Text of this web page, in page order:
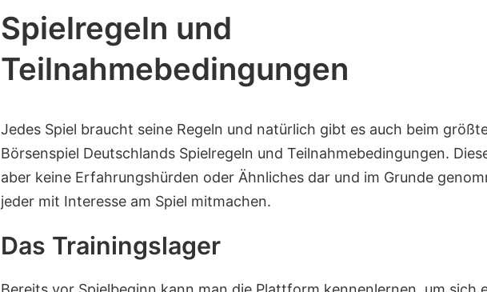
Spielregeln und
Teilnahmebedingungen
Jedes Spiel braucht seine Regeln und natürlich gibt es auch beim
Börsenspiel Deutschlands Spielregeln und Teilnahmebedingungen.
aber keine Erfahrungshürden oder Ähnliches dar und im Grunde
jeder mit Interesse am Spiel mitmachen.
Das Trainingslager